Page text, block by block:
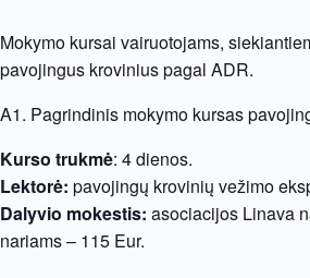
Mokymo kursai vairuotojams,
pavojingus krovinius pagal ADR.
A1. Pagrindinis mokymo kursas
Kurso trukmė: 4 dienos.
Lektorė: pavojingų krovinių vežimo
Dalyvio mokestis: asociacijos Linava
nariams – 115 Eur.